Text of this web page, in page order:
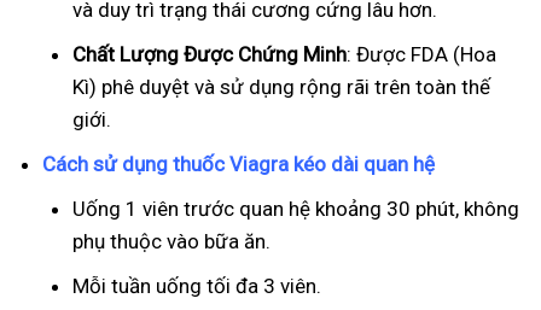
và duy trì trạng thái cương cứng lâu hơn.
Chất Lượng Được Chứng Minh: Được FDA (Hoa
Kì) phê duyệt và sử dụng rộng rãi trên toàn thế
giới.
Cách sử dụng thuốc Viagra kéo dài quan hệ
Uống 1 viên trước quan hệ khoảng 30 phút, không
phụ thuộc vào bữa ăn.
Mỗi tuần uống tối đa 3 viên.